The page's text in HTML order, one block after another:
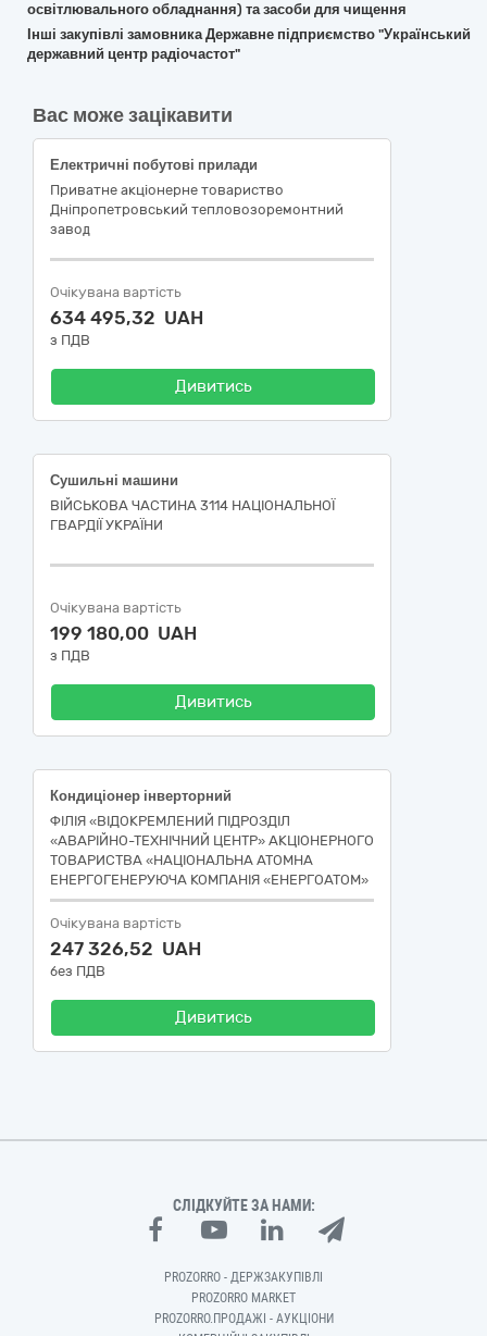
освітлювального обладнання) та засоби для чищення
Інші закупівлі замовника Державне підприємство "Український
державний центр радіочастот"
Вас може зацікавити
Електричні побутові прилади
Приватне акцiонерне товариство
Днiпропетровський тепловозоремонтний
завод
Очікувана вартість
634 495,32 UAH
з ПДВ
Дивитись
Сушильні машини
ВІЙСЬКОВА ЧАСТИНА 3114 НАЦІОНАЛЬНОЇ
ГВАРДІЇ УКРАЇНИ
Очікувана вартість
199 180,00 UAH
з ПДВ
Дивитись
Кондиціонер інверторний
ФІЛІЯ «ВІДОКРЕМЛЕНИЙ ПІДРОЗДІЛ
«АВАРІЙНО-ТЕХНІЧНИЙ ЦЕНТР» АКЦІОНЕРНОГО
ТОВАРИСТВА «НАЦІОНАЛЬНА АТОМНА
ЕНЕРГОГЕНЕРУЮЧА КОМПАНІЯ «ЕНЕРГОАТОМ»
Очікувана вартість
247 326,52 UAH
без ПДВ
Дивитись
СЛІДКУЙТЕ ЗА НАМИ:
PROZORRO - ДЕРЖЗАКУПІВЛІ
PROZORRO MARKET
PROZORRO.ПРОДАЖІ - АУКЦІОНИ